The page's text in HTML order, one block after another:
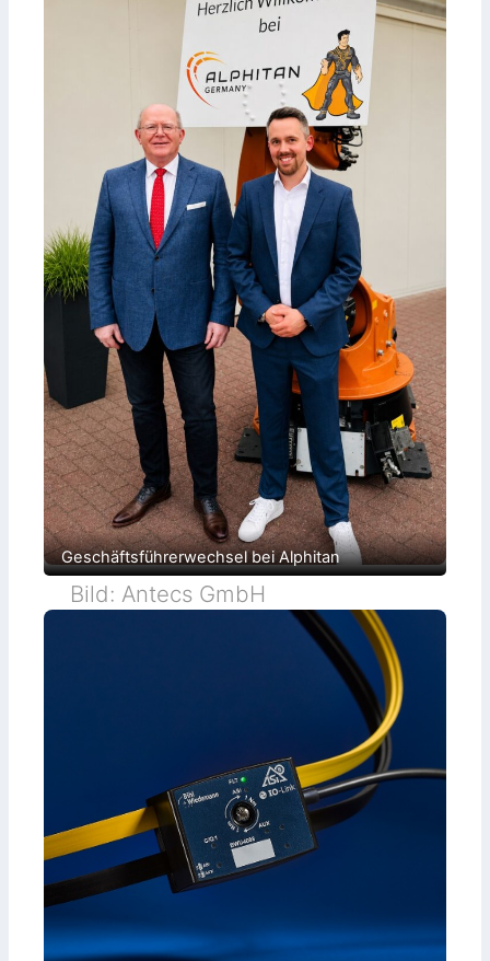
Geschäftsführerwechsel bei Alphitan
Bild: Antecs GmbH